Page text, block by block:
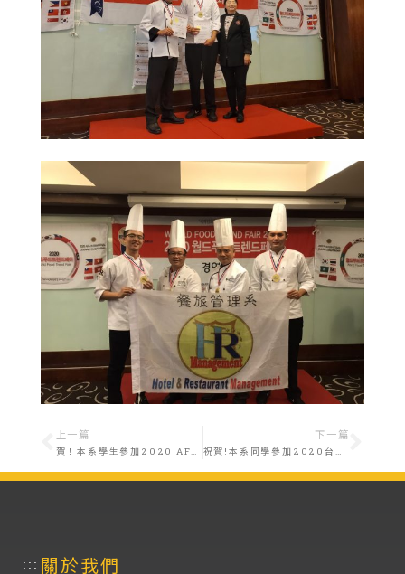
上一篇
賀！本系學生參加2020 AFA 韓國世界廚藝大賽榮獲金牌
下一篇
祝賀!本系同學參加2020台灣盃中式發酵饅頭與花捲製作競賽榮獲金牌
::: 關於我們